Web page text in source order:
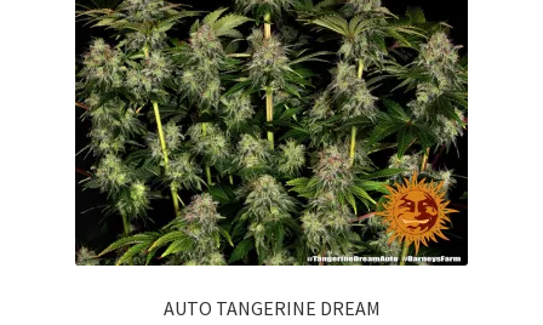
AUTO TANGERINE DREAM